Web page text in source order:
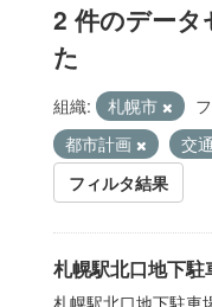
2 件のデー
た
組織: 札幌市
都市計画
交通
フィルタ結果
札幌駅北口地下駐
札幌駅北口地下駐車